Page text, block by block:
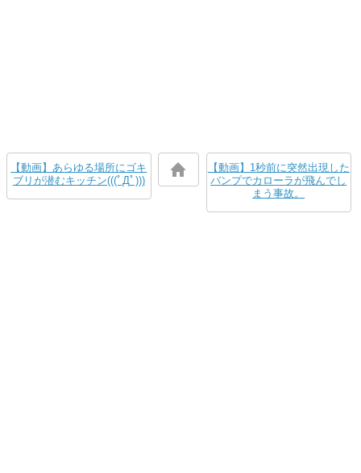
【動画】あらゆる場所にゴキ
ブリが潜むキッチン(((ﾟДﾟ)))
【動画】1秒前に突然出現した
バンプでカローラが飛んでし
まう事故。